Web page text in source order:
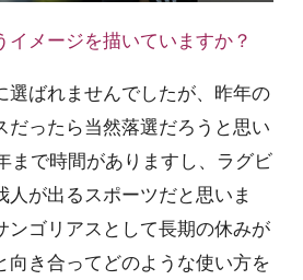
メージを描いていますか？
選ばれませんでしたが、昨年の
だったら当然落選だろうと思い
まで時間がありますし、ラグビ
人が出るスポーツだと思いま
ンゴリアスとして長期の休みが
向き合ってどのような使い方を